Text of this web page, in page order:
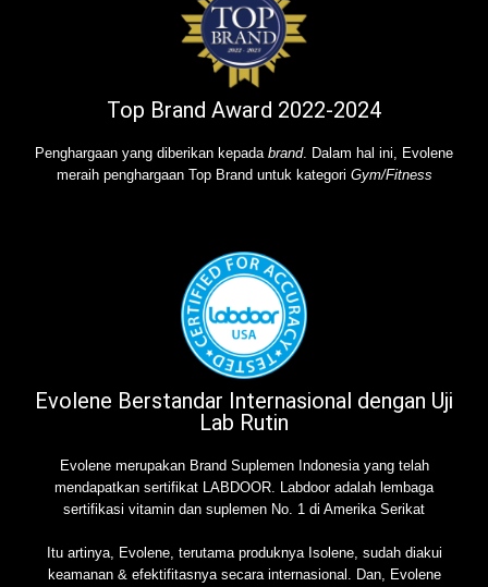
Top Brand Award 2022-2024
Penghargaan yang diberikan kepada brand. Dalam hal ini, Evolene
meraih penghargaan Top Brand untuk kategori Gym/Fitness
Evolene Berstandar Internasional dengan Uji
Lab Rutin
Evolene merupakan Brand Suplemen Indonesia yang telah
mendapatkan sertifikat LABDOOR. Labdoor adalah lembaga
sertifikasi vitamin dan suplemen No. 1 di Amerika Serikat
Itu artinya, Evolene, terutama produknya Isolene, sudah diakui
keamanan & efektifitasnya secara internasional. Dan, Evolene